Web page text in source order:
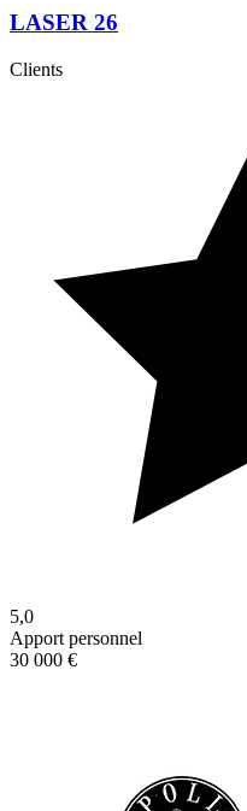
LASER 26
Clients
5,0
Apport personnel
30 000 €